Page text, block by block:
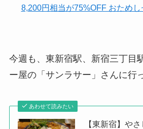
8,200円相当が75%OFF おためし
今週も、東新宿駅、新宿三丁目
ー屋の「サンラサー」さんに行
あわせて読みたい
【東新宿】や